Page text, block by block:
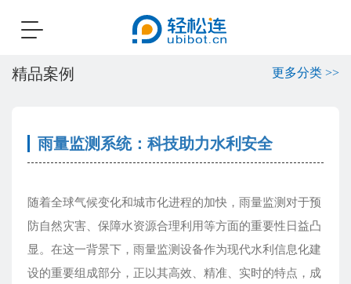
Toggle
精品案例 更多分类 >>
雨量监测系统：科技助力水利安全
随着全球气候变化和城市化进程的加快，雨量监测对于预
防自然灾害、保障水资源合理利用等方面的重要性日益凸
显。在这一背景下，雨量监测设备作为现代水利信息化建
设的重要组成部分，正以其高效、精准、实时的特点，成